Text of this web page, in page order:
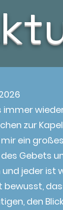
immer
zur
mir ein
des Gebets
jeder ist
bewusst,
den